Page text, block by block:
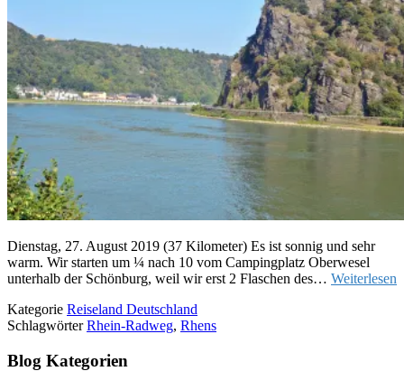
Dienstag, 27. August 2019 (37 Kilometer) Es ist sonnig und sehr
warm. Wir starten um ¼ nach 10 vom Campingplatz Oberwesel
unterhalb der Schönburg, weil wir erst 2 Flaschen des… Weiterlesen
Kategorie Reiseland Deutschland
SchlagwörterRhein-Radweg, Rhens
Blog Kategorien